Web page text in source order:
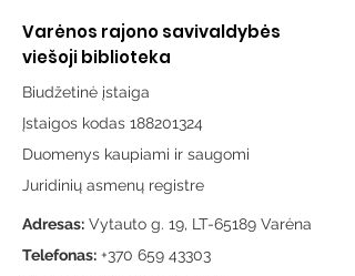
Varėnos rajono savivaldybės
viešoji biblioteka
Biudžetinė įstaiga
Įstaigos kodas 188201324
Duomenys kaupiami ir saugomi
Juridinių asmenų registre
Adresas: Vytauto g. 19, LT-65189 Varėna
Telefonas: +370 659 43303